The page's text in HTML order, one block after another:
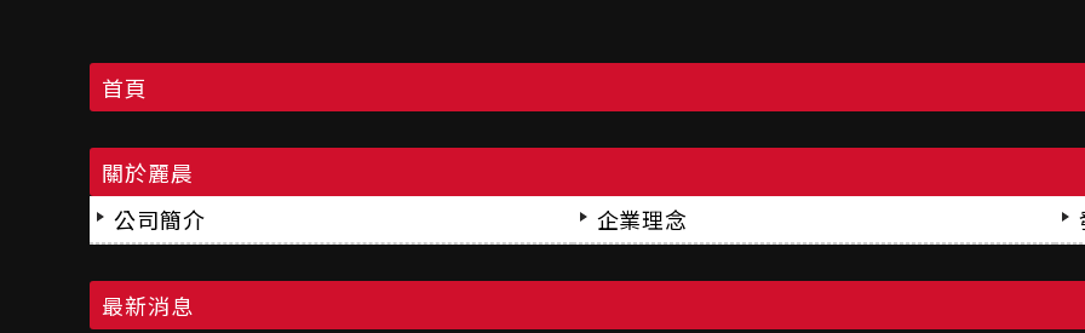
首頁
關於麗晨
公司簡介
企業理念
最新消息